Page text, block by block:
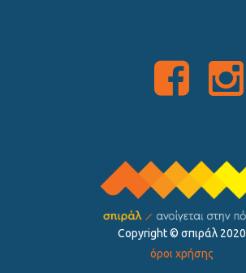
Copyright ©️ σπιράλ 2020
όροι χρήσης